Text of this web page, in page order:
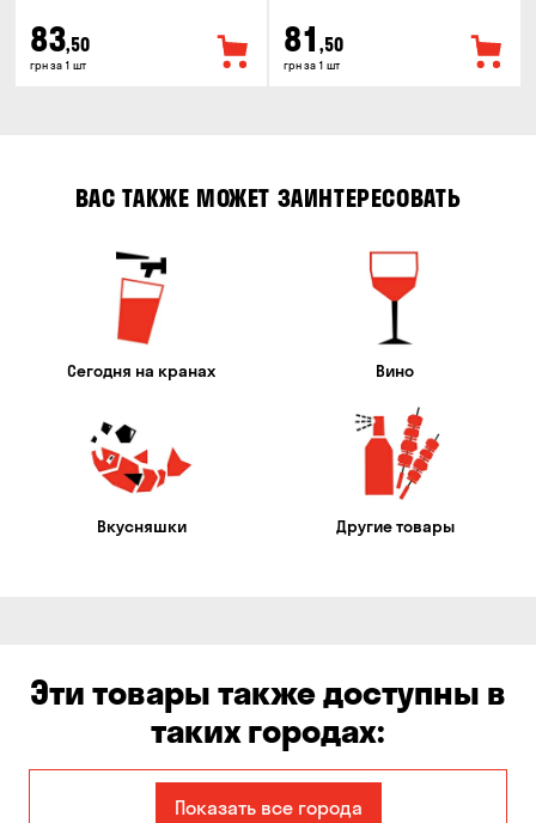
83,50
грн за 1 шт
81 ,50
грн за 1 шт
ВАС ТАКЖЕ МОЖЕТ ЗАИНТЕРЕСОВАТЬ
Сегодня на кранах Вино
Вкусняшки Другие товары
Эти товары также доступны в
таких городах:
АлександровкаПоказать все города